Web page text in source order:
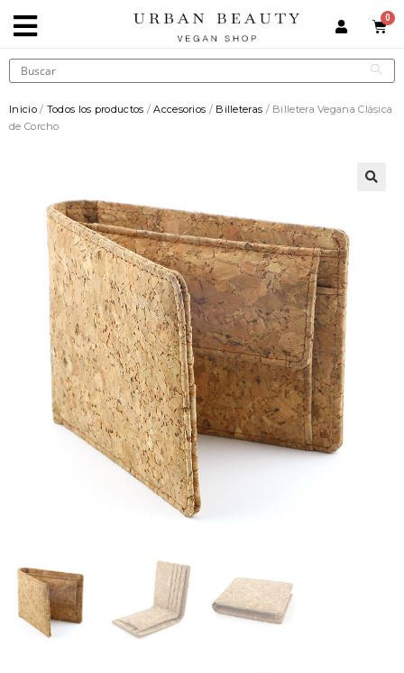
Inicio/ Todos los productos /Accesorios / Billeteras / Billetera Vegana Clásica
de Corcho